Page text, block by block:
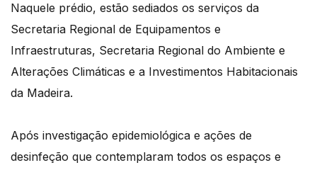
Naquele prédio, estão sediados os serviços da
Secretaria Regional de Equipamentos e
Infraestruturas, Secretaria Regional do Ambiente e
Alterações Climáticas e a Investimentos Habitacionais
da Madeira.
Após investigação epidemiológica e ações de
desinfeção que contemplaram todos os espaços e